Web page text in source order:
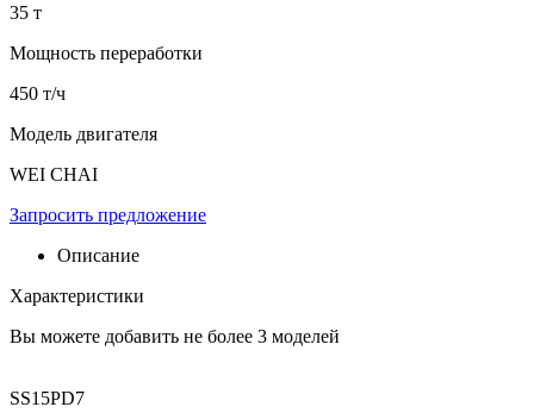
35 т
Мощность переработки
450 т/ч
Модель двигателя
WEI CHAI
Запросить предложение
Описание
Характеристики
Вы можете добавить не более 3 моделей
SS15PD7